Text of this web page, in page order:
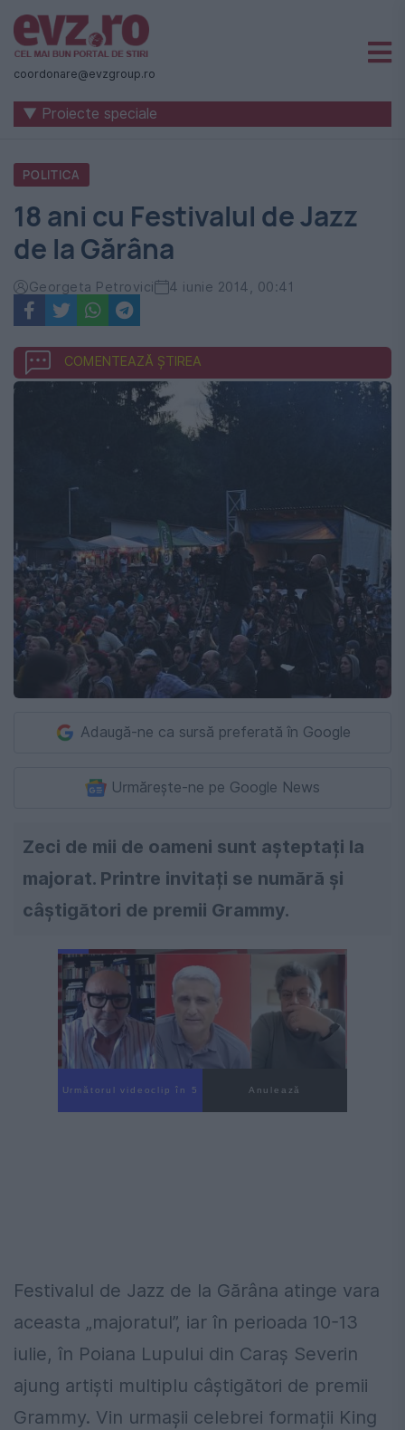
Știri
naționale
internaționale
România
-
Evenimentul
Zilei
coordonare@evzgroup.ro
▼ Proiecte speciale
POLITICA
18 ani cu Festivalul de Jazz
de la Gărâna
Georgeta Petrovici 4 iunie 2014, 00:41
COMENTEAZĂ ȘTIREA
Adaugă-ne ca sursă preferată în Google
Urmărește-ne pe Google News
Zeci de mii de oameni sunt așteptați la
majorat. Printre invitați se numără și
câștigători de premii Grammy.
Următorul videoclip în 4 Anulează
Festivalul de Jazz de la Gărâna atinge vara
aceasta „majoratul”, iar în perioada 10-13
iulie, în Poiana Lupului din Caraș Severin
ajung artiști multiplu câștigători de premii
Grammy. Vin urmașii celebrei formații King